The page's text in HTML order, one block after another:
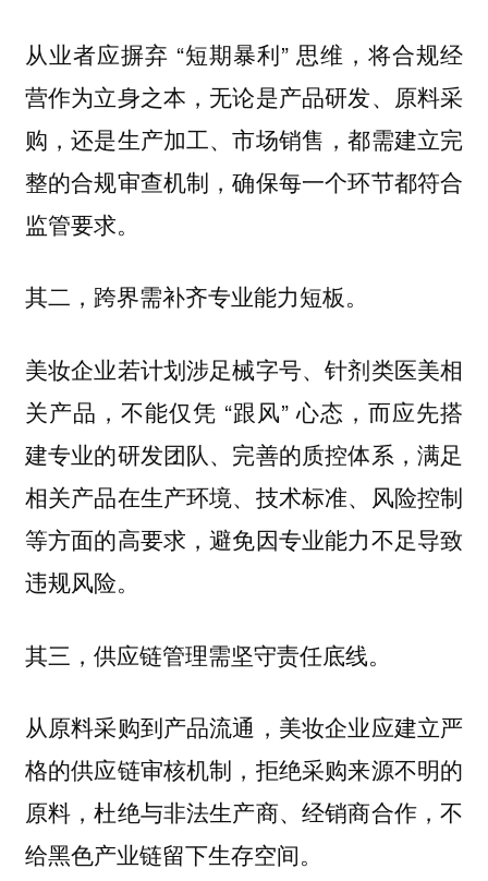
从业者应摒弃 “短期暴利” 思维，将合规经
营作为立身之本，无论是产品研发、原料采
购，还是生产加工、市场销售，都需建立完
整的合规审查机制，确保每一个环节都符合
监管要求。
其二，跨界需补齐专业能力短板。
美妆企业若计划涉足械字号、针剂类医美相
关产品，不能仅凭 “跟风” 心态，而应先搭
建专业的研发团队、完善的质控体系，满足
相关产品在生产环境、技术标准、风险控制
等方面的高要求，避免因专业能力不足导致
违规风险。
其三，供应链管理需坚守责任底线。
从原料采购到产品流通，美妆企业应建立严
格的供应链审核机制，拒绝采购来源不明的
原料，杜绝与非法生产商、经销商合作，不
给黑色产业链留下生存空间。